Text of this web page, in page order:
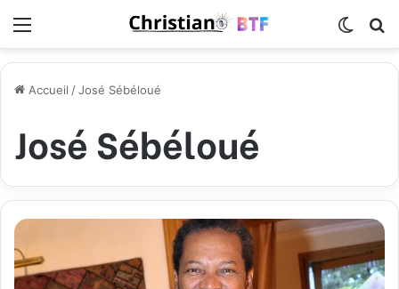
Accueil /José Sébéloué
José Sébéloué